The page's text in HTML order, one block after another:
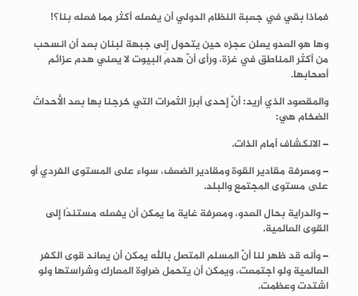
فماذا بقي في جعبة النظام الدولي أن يفعله أكثر مما فعله بنا؟!
وها هو العدو يعلن عجزه حين يتحول إلى جبهة لبنان بعد أن انسحب
من أكثر المناطق في غزة، ورأى أنَّ هدمَ البيوت لا يعني هدم عزائم
أصحابها.
والمقصود الذي أريد:أنَّ إحدى أبرز الثمرات التي خرجنا بها بعد الأحداث
الضخام هي:
– الانكشاف أمام الذات.
– ومعرفة مقادير القوة ومقادير الضعف، سواء على المستوى الفردي أو
على مستوى المجتمع والبلد.
– والدراية بحال العدو، ومعرفة غاية ما يمكن أن يفعله مستندًا إلى
القوى العالمية.
– وأنه قد ظهر لنا أنَّ المسلم المتصل بالله يمكن أن يعاند قوى الكفر
العالمية ولو اجتمعت، ويمكن أن يتحمل ضراوة المعارك وشراستها ولو
اشتدت وعظمت.